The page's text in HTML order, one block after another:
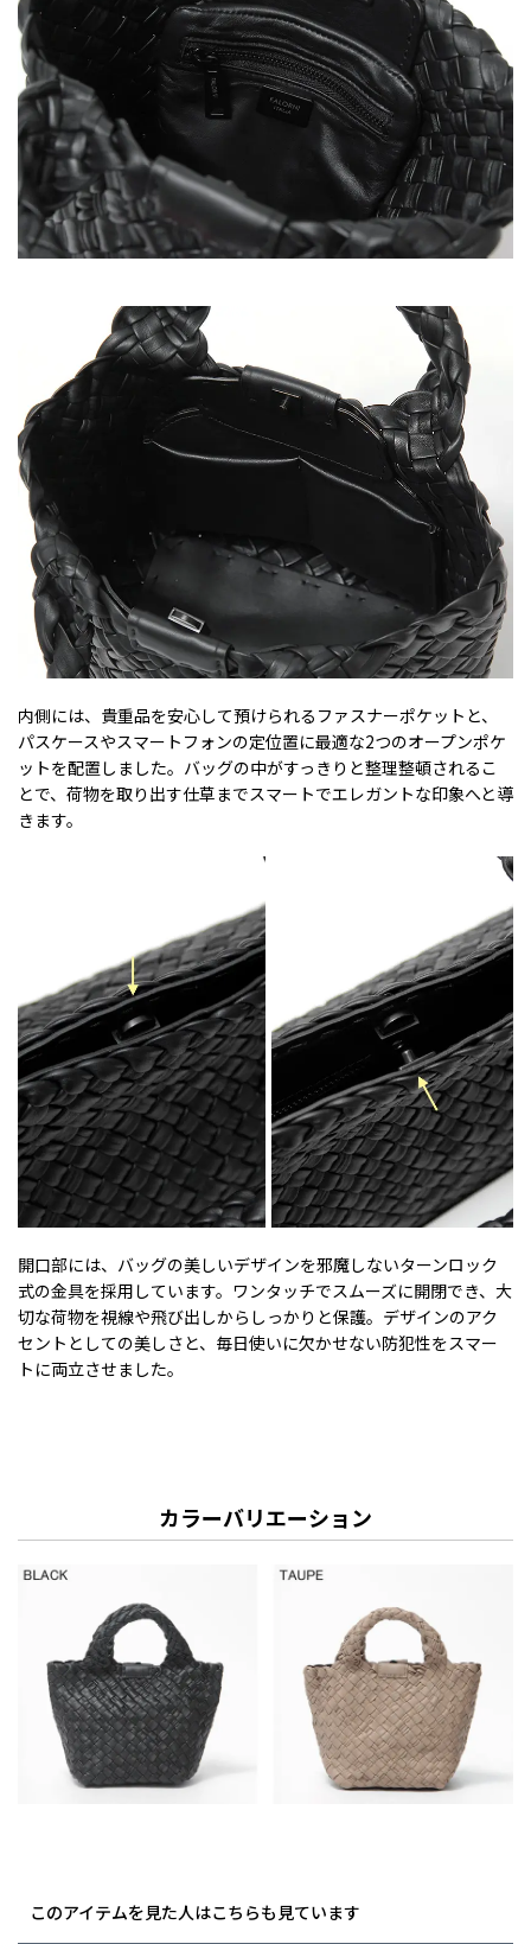
内側には、貴重品を安心して預けられるファスナーポケットと、
パスケースやスマートフォンの定位置に最適な2つのオープンポケ
ットを配置しました。バッグの中がすっきりと整理整頓されるこ
とで、荷物を取り出す仕草までスマートでエレガントな印象へと導
きます。
開口部には、バッグの美しいデザインを邪魔しないターンロック
式の金具を採用しています。ワンタッチでスムーズに開閉でき、大
切な荷物を視線や飛び出しからしっかりと保護。デザインのアク
セントとしての美しさと、毎日使いに欠かせない防犯性をスマー
トに両立させました。
カラーバリエーション
このアイテムを見た人はこちらも見ています